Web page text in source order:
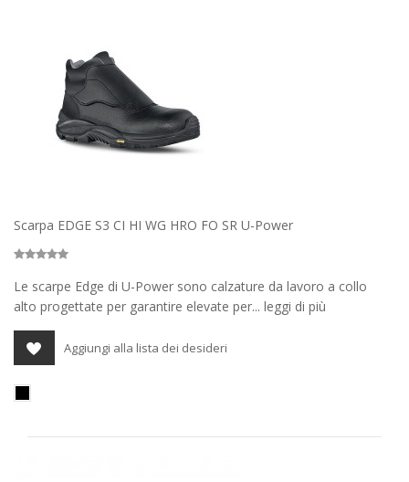
Scarpa EDGE S3 CI HI WG HRO FO SR U-Power
Le scarpe Edge di U-Power sono calzature da lavoro a collo
alto progettate per garantire elevate per... leggi di più
Aggiungi alla lista dei desideri